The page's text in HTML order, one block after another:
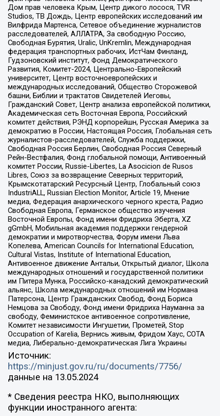
Дом прав человека Крым, Центр дикого лосося, TVR
Studios, ТВ Дождь, Центр европейских исследований им
Вилфрида Мартенса, Сетевое объединение журналистов
расследователей, АЛЛАТРА, За свободную Россию,
Свободная Бурятия, Uralic, UnKremlin, Международная
федерация транспортных рабочих, ИстЧам Финланд,
Гудзоновский институт, Фонд Демократического
Развития, Комитет-2024, Центрально-Европейский
университет, Центр восточноевропейских и
международных исследований, Общество Сторожевой
башни, Библии и трактатов Свидетелей Иеговы,
Гражданский Совет, Центр анализа европейской политики,
Академическая сеть Восточная Европа, Российский
комитет действия, РЭНД корпорейшн, Русская Америка за
демократию в России, Настоящая Россия, Глобальная сеть
журналистов-расследователей, Служба поддержки,
Свободная Россия Берлин, Свободная Россия Северный
Рейн-Вестфалия, Фонд глобальной помощи, Антивоенный
комитет России, Russie-Libertes, La Asocicion de Rusos
Libres, Союз за возвращение Северных территорий,
Крымскотатарский Ресурсный Центр, Глобальный союз
IndustriALL, Russian Election Monitor, Article 19, Мнение
медиа, Федерация анархического черного креста, Радио
Свободная Европа, Германское общество изучения
Восточной Европы, Фонд имени Фридриха Эберта, XZ
gGmbH, Мобильная академия поддержки гендерной
демократии и миротворчества, Форум имени Льва
Копелева, American Councils for International Education,
Cultural Vistas, Institute of International Education,
Антивоенное движение Антальи, Открытый диалог, Школа
международных отношений и государственной политики
им Питера Мунка, Российско-канадский демократический
альянс, Школа международных отношений им Нормана
Патерсона, Центр Гражданских Свобод, Фонд Бориса
Немцова за Свободу, Фонд имени Фридриха Науманна за
свободу, Феминистское антивоенное сопротивление,
Комитет независимости Ингушетии, Прометей, Stop
Occupation of Karelia, Вернись живым, Фридом Хаус, СОТА
медиа, Либерально-демократическая Лига Украины
Источник:
https://minjust.gov.ru/ru/documents/7756/
данные на 13.05.2024
* Сведения реестра НКО, выполняющих
функции иностранного агента: